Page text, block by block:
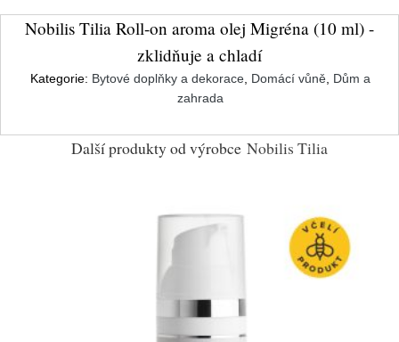
Nobilis Tilia Roll-on aroma olej Migréna (10 ml) -
zklidňuje a chladí
Kategorie: Bytové doplňky a dekorace Domácí vůně Dům a
zahrada
Další produkty od výrobce Nobilis Tilia